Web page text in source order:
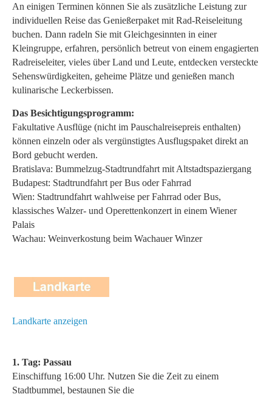
An einigen Terminen können Sie als zusätzliche Leistung zur
individuellen Reise das Genießerpaket mit Rad-Reiseleitung
buchen. Dann radeln Sie mit Gleichgesinnten in einer
Kleingruppe, erfahren, persönlich betreut von einem engagierten
Radreiseleiter, vieles über Land und Leute, entdecken versteckte
Sehenswürdigkeiten, geheime Plätze und genießen manch
kulinarische Leckerbissen.
Das Besichtigungsprogramm:
Fakultative Ausflüge (nicht im Pauschalreisepreis enthalten)
können einzeln oder als vergünstigtes Ausflugspaket direkt an
Bord gebucht werden.
Bratislava: Bummelzug-Stadtrundfahrt mit Altstadtspaziergang
Budapest: Stadtrundfahrt per Bus oder Fahrrad
Wien: Stadtrundfahrt wahlweise per Fahrrad oder Bus,
klassisches Walzer- und Operettenkonzert in einem Wiener
Palais
Wachau: Weinverkostung beim Wachauer Winzer
Landkarte anzeigen
1. Tag: Passau
Einschiffung 16:00 Uhr. Nutzen Sie die Zeit zu einem
Stadtbummel, bestaunen Sie die